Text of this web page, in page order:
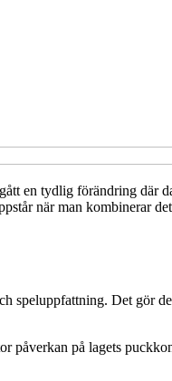
en tydlig förändring där
när man kombinerar
speluppfattning. Det gör
påverkan på lagets